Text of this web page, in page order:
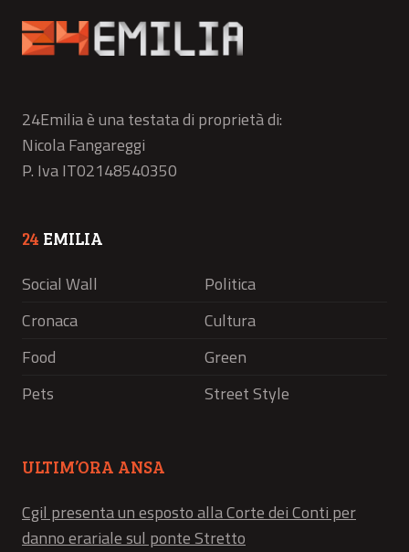
24Emilia è una testata di proprietà di:
Nicola Fangareggi
P. Iva IT02148540350
24 EMILIA
Social Wall
Politica
Cronaca
Cultura
Food
Green
Pets
Street Style
ULTIM’ORA ANSA
Cgil presenta un esposto alla Corte dei Conti per
danno erariale sul ponte Stretto